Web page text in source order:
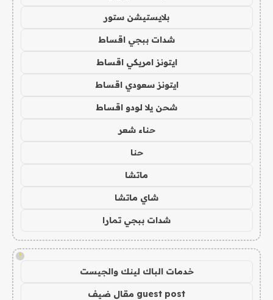
بلايستيشن ستور
شدات ببجي اقساط
ايتونز امريكي اقساط
ايتونز سعودي اقساط
شحن يلا لودو اقساط
حناء شعر
حنا
ماتشا
شاي ماتشا
شدات ببجي تمارا
!
خدمات الباك لينك والجيست
guest post مقال ضيف